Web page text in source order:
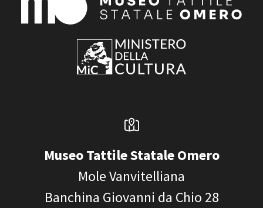
Museo Tattile Statale Omero
Mole Vanvitelliana
Banchina Giovanni da Chio 28